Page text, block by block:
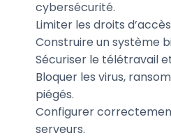
cybersécurité.
Limiter les droits
Construire un système
Sécuriser le télétravail
Bloquer les virus,
piégés.
Configurer
serveurs.